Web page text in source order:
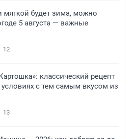
мягкой будет зима, можно
5 августа — важные
12
классический рецепт
с тем самым вкусом из
13